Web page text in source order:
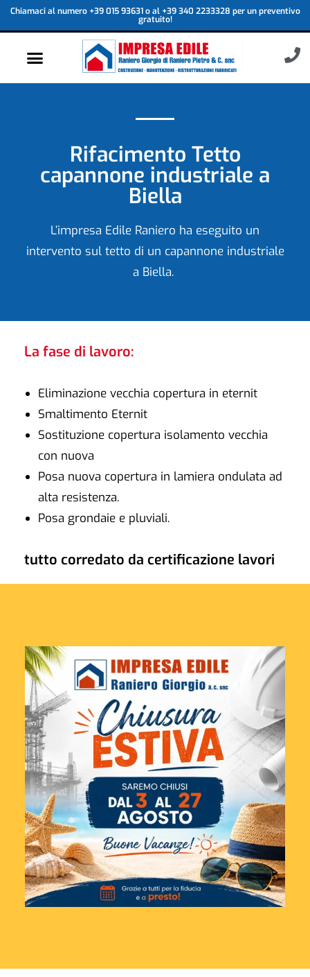
Chiamaci al numero +39 015 93631 o al +39 340 2233328 per un preventivo
gratuito!
Rifacimento Tetto
capannone industriale a
Biella
L’impresa Edile Raniero ha eseguito un
intervento sul tetto di un capannone industriale
a Biella.
La fase di lavoro:
Eliminazione vecchia copertura in eternit
Smaltimento Eternit
Sostituzione copertura isolamento vecchia
con nuova
Posa nuova copertura in lamiera ondulata ad
alta resistenza.
Posa grondaie e pluviali.
tutto corredato da certificazione lavori